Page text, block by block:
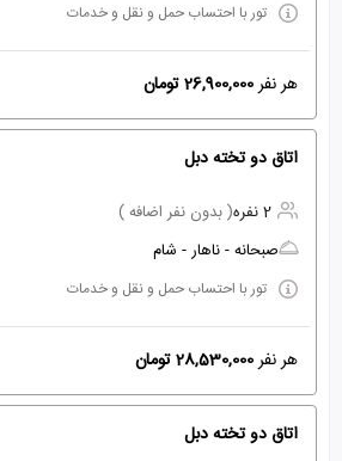
تور با احتساب حمل و نقل و خدمات
هر نفر26,900,000 تومان
اتاق دو تخته دبل
2 نفره
( بدون نفر اضافه )
صبحانه - ناهار - شام
تور با احتساب حمل و نقل و خدمات
هر نفر28,530,000 تومان
اتاق دو تخته دبل